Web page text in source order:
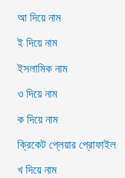
আ দিয়ে নাম
ই দিয়ে নাম
ইসলামিক নাম
ও দিয়ে নাম
ক দিয়ে নাম
ক্রিকেট প্লেয়ার প্রোফাইল
খ দিয়ে নাম